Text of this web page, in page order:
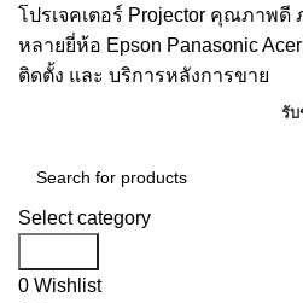
โปรเจคเตอร์ Projector คุณภาพ
หลายยี่ห้อ Epson Panasonic
ติดตั้ง และ บริการหลังการขาย
รับ
Select category
0 Wishlist